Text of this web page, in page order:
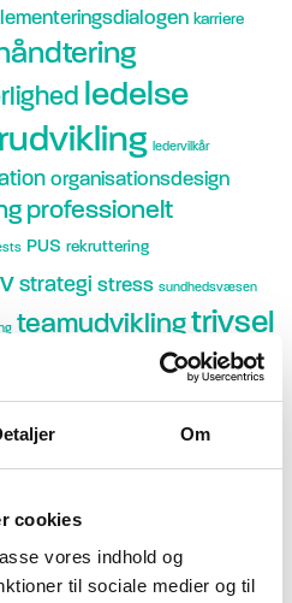
Om
cookies
vores indhold og
til sociale medier og til
karriere
ledelse
ledervilkår
organisationsdesign
professionelt
PUS rekruttering
strategi stress sundhedsvæsen
teamudviklingtrivsel